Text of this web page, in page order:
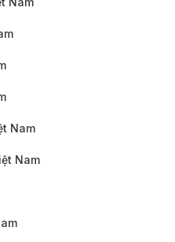
thuế, nhà hàng và
thuế với các thương
phục vụ ẩm thực đa
cảnh có thể tận
các phòng chờ VIP và
bay Schiphol về trung
Nam
Nam